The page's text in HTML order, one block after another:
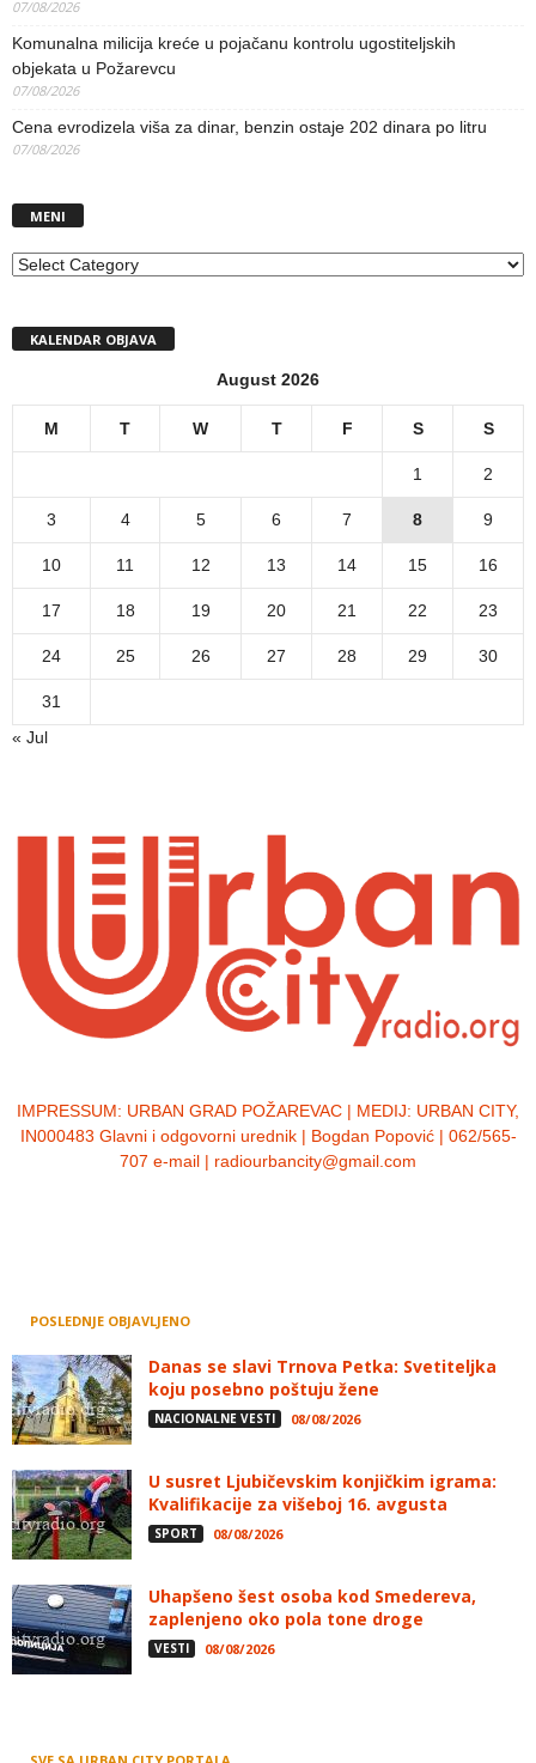
07/08/2026
Komunalna milicija kreće u pojačanu kontrolu ugostiteljskih
objekata u Požarevcu
07/08/2026
Cena evrodizela viša za dinar, benzin ostaje 202 dinara po litru
07/08/2026
MENI
MENI
KALENDAR OBJAVA
August 2026
M T W T F S S
1 2
3 4 5 6 7 8 9
10 11 12 13 14 15 16
17 18 19 20 21 22 23
24 25 26 27 28 29 30
31
« Jul
IMPRESSUM: URBAN GRAD POŽAREVAC | MEDIJ: URBAN CITY,
IN000483 Glavni i odgovorni urednik | Bogdan Popović | 062/565-
707 e-mail | radiourbancity@gmail.com
POSLEDNJE OBJAVLJENO
Danas se slavi Trnova Petka: Svetiteljka
koju posebno poštuju žene
NACIONALNE VESTI 08/08/2026
U susret Ljubičevskim konjičkim igrama:
Kvalifikacije za višeboj 16. avgusta
SPORT 08/08/2026
Uhapšeno šest osoba kod Smedereva,
zaplenjeno oko pola tone droge
VESTI 08/08/2026